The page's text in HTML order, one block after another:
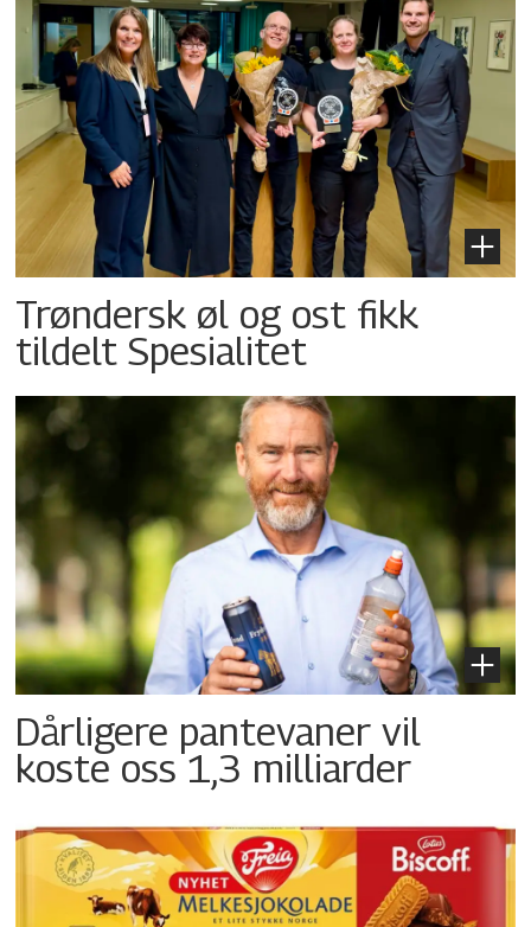
Trøndersk øl og ost fikk
tildelt Spesialitet
Dårligere pantevaner vil
koste oss 1,3 milliarder